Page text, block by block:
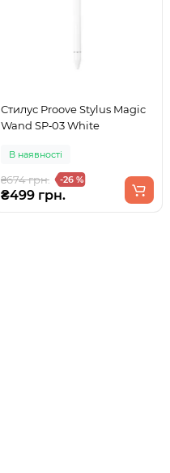
Стилус Proove Stylus Magic
Wand SP‑03 White
В наявності
₴674 грн. -26 %
₴499 грн.